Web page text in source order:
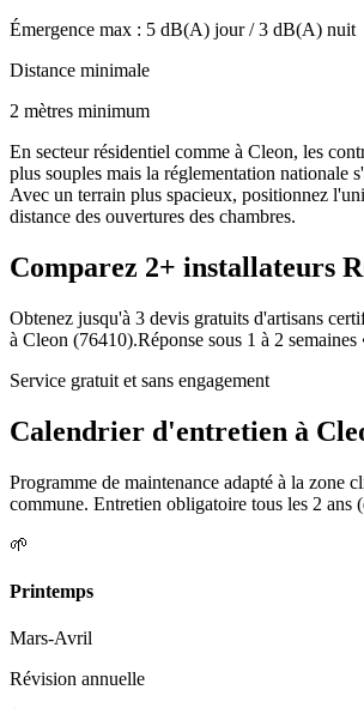
Émergence max : 5 dB(A) jour /3 dB(A) nuit
Distance minimale
2 mètres minimum
En secteur résidentiel comme à Cleon, les
plus souples mais la réglementation nationale
Avec un terrain plus spacieux, positionnez
distance des ouvertures des chambres.
Comparez 2+ installateurs
Obtenez jusqu'à 3 devis gratuits d'artisans
à Cleon (76410).Réponse sous 1 à 2 semaines
Service gratuit et sans engagement
Calendrier d'entretien à
Programme de maintenance adapté à la zone
commune. Entretien obligatoire tous les 2 ans
🌱
Printemps
Mars-Avril
Révision annuelle